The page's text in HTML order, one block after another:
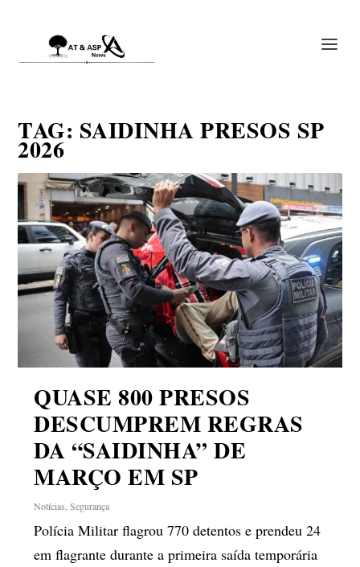
TAG: SAIDINHA PRESOS SP
2026
QUASE 800 PRESOS
DESCUMPREM REGRAS
DA “SAIDINHA” DE
MARÇO EM SP
Notícias ,Segurança
Polícia Militar flagrou 770 detentos e prendeu 24
em flagrante durante a primeira saída temporária